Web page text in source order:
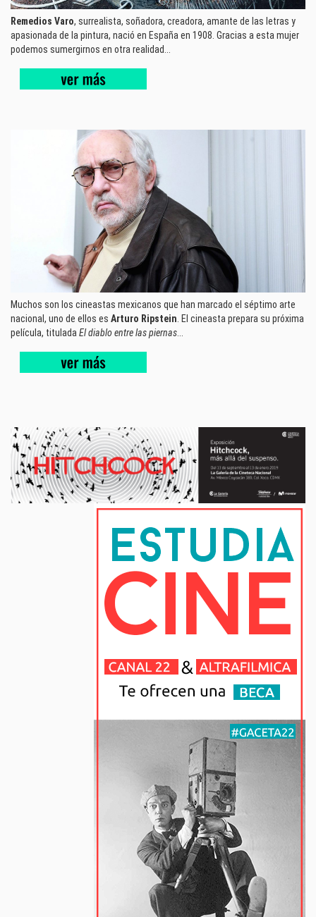
Remedios Varo, surrealista, soñadora, creadora, amante de las letras y
apasionada de la pintura, nació en España en 1908. Gracias a esta mujer
podemos sumergirnos en otra realidad...
Muchos son los cineastas mexicanos que han marcado el séptimo arte
nacional, uno de ellos es Arturo Ripstein. El cineasta prepara su próxima
película, tituladaEl diablo entre las piernas...